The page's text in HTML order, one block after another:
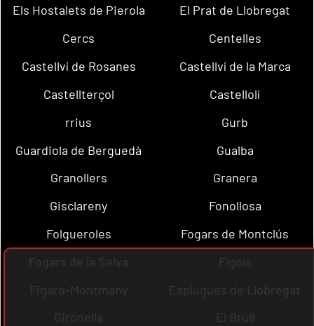
Els Hostalets de Pierola
El Prat de Llobregat
Cercs
Centelles
Castellví de Rosanes
Castellví de la Marca
Castellterçol
Castellolí
rrius
Gurb
Guardiola de Berguedà
Gualba
Granollers
Granera
Gisclareny
Fonollosa
Folgueroles
Fogars de Montclús
Fogars de la Selva
Fígols
Figaró-Montmany
Esplugues de Llobregat
Gironella
El Brull